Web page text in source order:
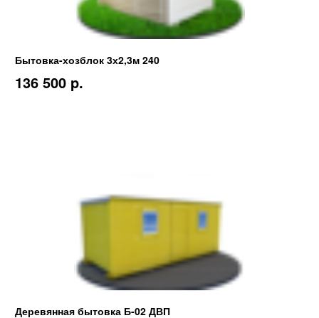
Бытовка-хозблок 3х2,3м 240
136 500 p.
Деревянная бытовка Б-02 ДВП